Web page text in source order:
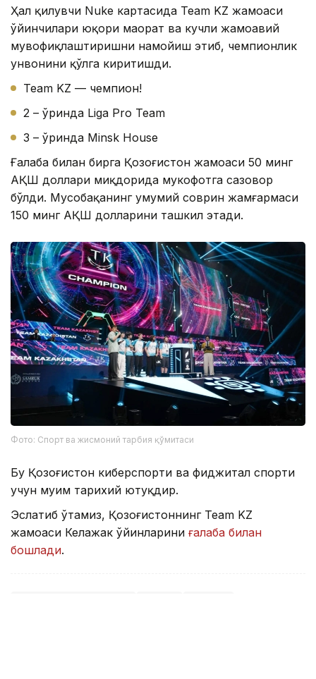
Ҳал қилувчи Nuke картасида Team KZ жамоаси
ўйинчилари юқори маҳорат ва кучли жамоавий
мувофиқлаштиришни намойиш этиб, чемпионлик
унвонини қўлга киритишди.
Team KZ — чемпион!
2 – ўринда Liga Pro Team
3 – ўринда Minsk House
Ғалаба билан бирга Қозоғистон жамоаси 50 минг
АҚШ доллари миқдорида мукофотга сазовор
бўлди. Мусобақанинг умумий соврин жамғармаси
150 минг АҚШ долларини ташкил этади.
Фото: Спорт ва жисмоний тарбия қўмитаси
Бу Қозоғистон киберспорти ва фиджитал спорти
учун муҳим тарихий ютуқдир.
Эслатиб ўтамиз, Қозоғистоннинг Team KZ
жамоаси Келажак ўйинларини ғалаба билан
бошлади.